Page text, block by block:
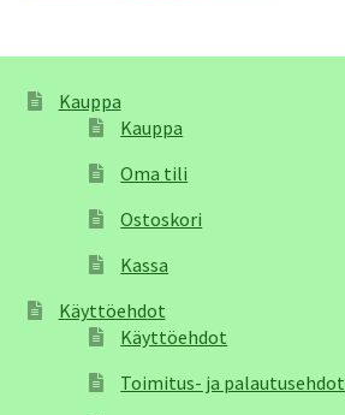
Kauppa
Kauppa
Oma tili
Ostoskori
Kassa
Käyttöehdot
Käyttöehdot
Toimitus- ja palautusehdot